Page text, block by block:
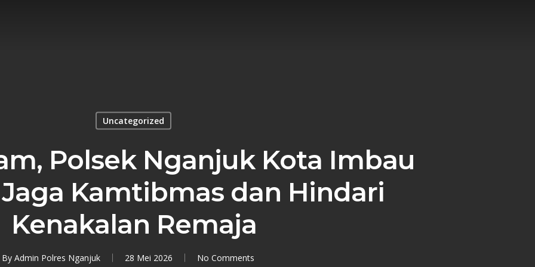
Uncategorized
Polsek Nganjuk Kota Imbau
Kamtibmas dan Hindari
Kenakalan Remaja
By Admin Polres Nganjuk 28 Mei 2026 No Comments